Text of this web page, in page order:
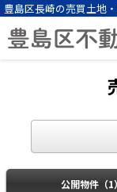
豊島区長崎の売買土地
トナー）
公開物件（1）